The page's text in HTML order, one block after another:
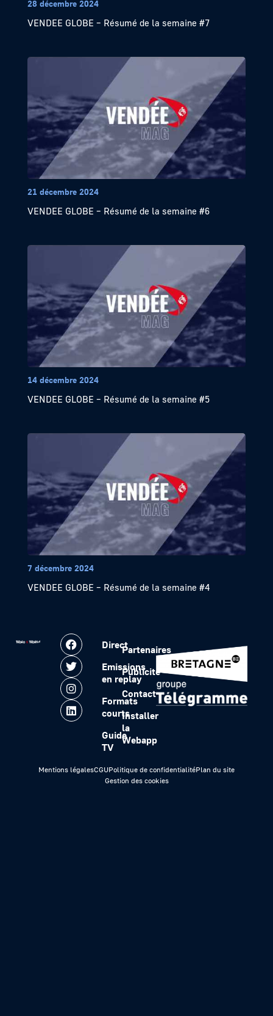
28 décembre 2024
VENDEE GLOBE – Résumé de la semaine #7
21 décembre 2024
VENDEE GLOBE – Résumé de la semaine #6
14 décembre 2024
VENDEE GLOBE – Résumé de la semaine #5
7 décembre 2024
VENDEE GLOBE – Résumé de la semaine #4
Direct
Emissions
en replay
Formats
courts
Guide
TV
Partenaires
Publicité
Contact
Installer
la
Webapp
Mentions légalesCGUPolitique de confidentialitéPlan du site
Gestion des cookies